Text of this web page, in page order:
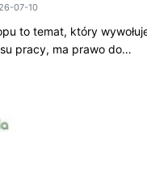
07-10
to temat, który
pracy, ma prawo do…